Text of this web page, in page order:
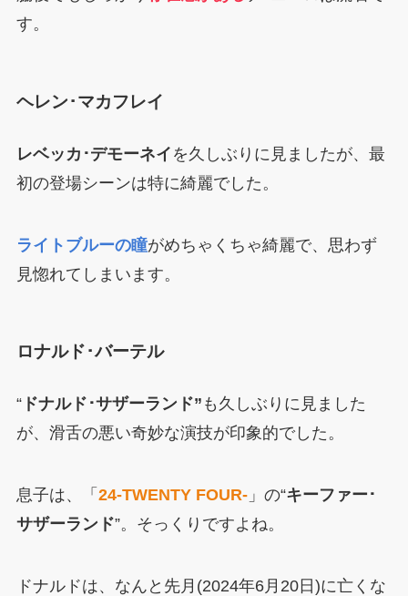
す。
ヘレン･マカフレイ
レベッカ･デモーネイ を久しぶりに見ましたが、最
初の登場シーンは特に綺麗でした。
ライトブルーの瞳がめちゃくちゃ綺麗で、思わず
見惚れてしまいます。
ロナルド･バーテル
“ドナルド･サザーランド” も久しぶりに見ました
が、滑舌の悪い奇妙な演技が印象的でした。
息子は、「 24-TWENTY FOUR-」の“キーファー･
サザーランド”。そっくりですよね。
ドナルドは、なんと先月(2024年6月20日)に亡くな